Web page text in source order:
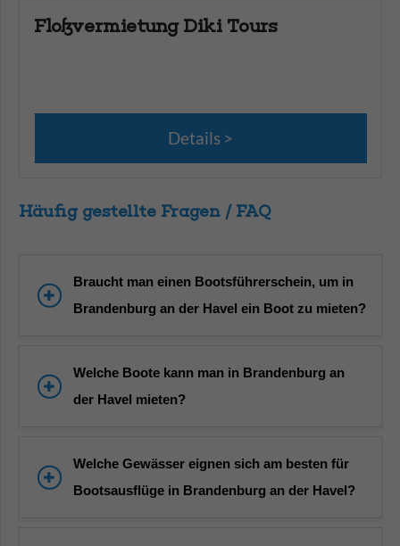
Floßvermietung Diki Tours
Details
Häufig gestellte Fragen / FAQ
Braucht man einen Bootsführerschein, um in
Brandenburg an der Havel ein Boot zu mieten?
Welche Boote kann man in Brandenburg an
der Havel mieten?
Welche Gewässer eignen sich am besten für
Bootsausflüge in Brandenburg an der Havel?